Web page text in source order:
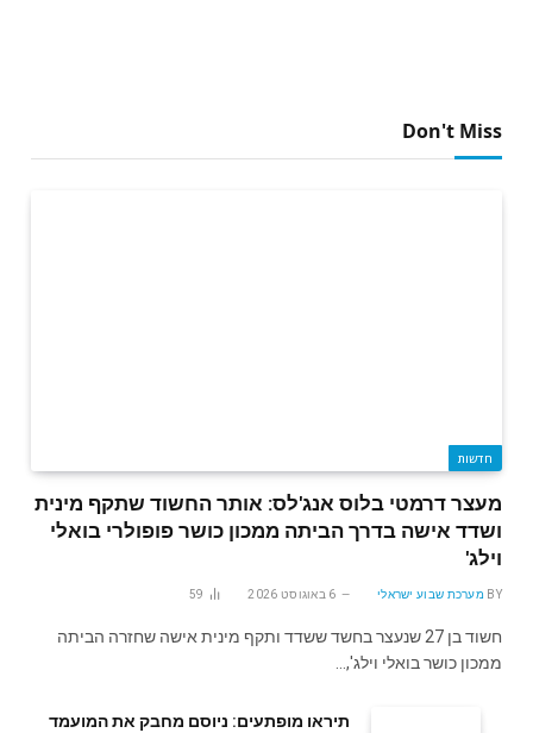
Don't Miss
חדשות
מעצר דרמטי בלוס אנג'לס: אותר החשוד שתקף מינית
ושדד אישה בדרך הביתה ממכון כושר פופולרי בואלי
וילג'
BY מערכת שבוע ישראלי 6 באוגוסט 2026 59
חשוד בן 27 שנעצר בחשד ששדד ותקף מינית אישה שחזרה הביתה
ממכון כושר בואלי וילג',…
תיראו מופתעים: ניוסם מחבק את המועמד